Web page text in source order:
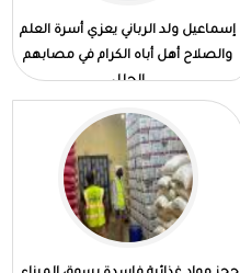
إسماعيل ولد الرباني يعزي أسرة العلم
والصلاح أهل أباه الكرام في مصابهم
الجلل